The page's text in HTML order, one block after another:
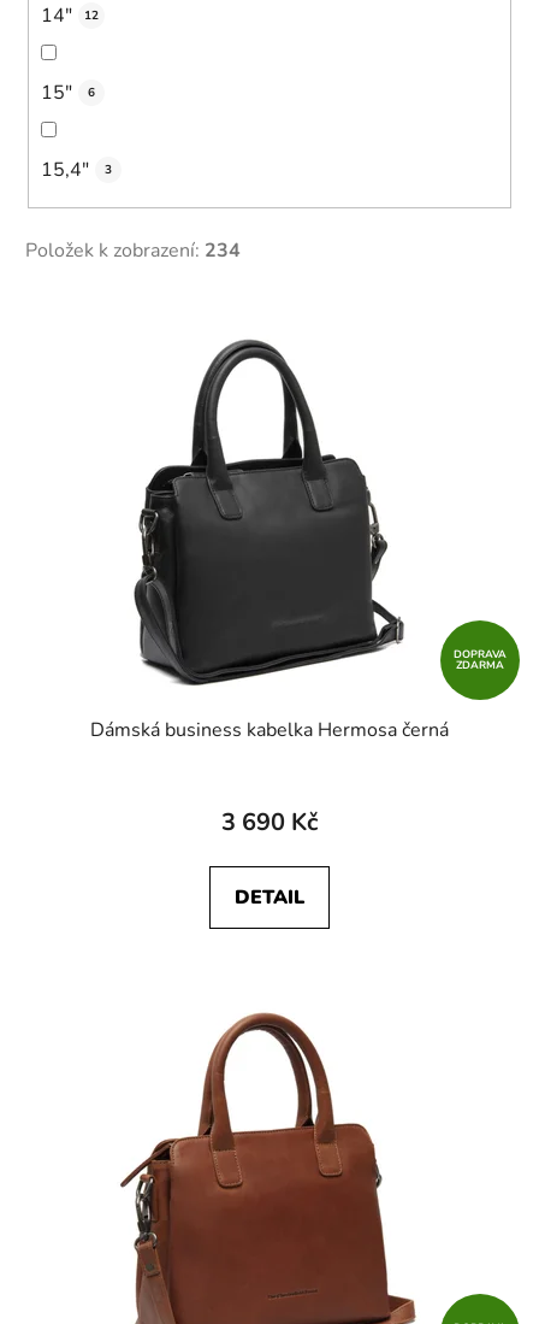
14" 12
15" 6
15,4" 3
Položek k zobrazení: 234
DOPRAVA
ZDARMA
Dámská business kabelka Hermosa černá
3 690 Kč
DETAIL